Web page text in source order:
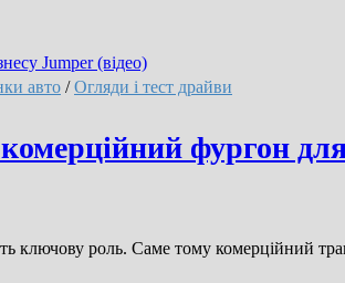
авто /Огляди і тест драйви
фургон для
ключову роль. Саме тому